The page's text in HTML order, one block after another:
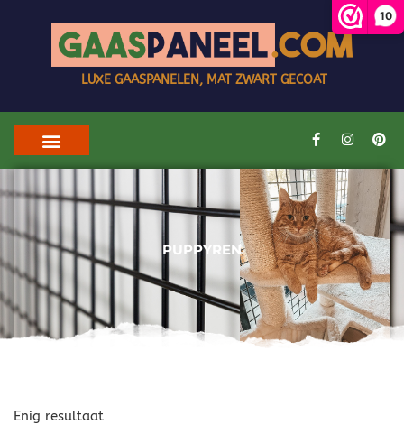
10
LUXE GAASPANELEN, MAT ZWART GECOAT
PUPPYREN
Enig resultaat